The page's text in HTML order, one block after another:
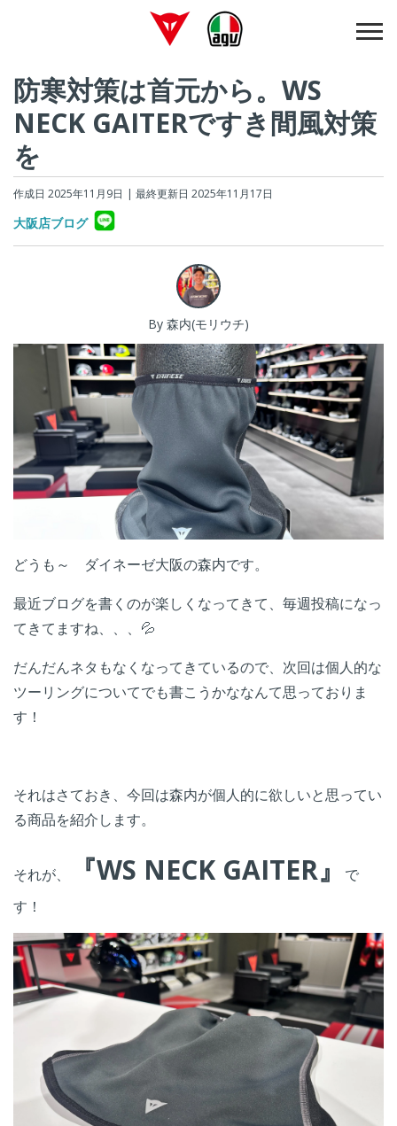
防寒対策は首元から。WS
NECK GAITERですき間風対策
を
作成日 2025年11月9日 | 最終更新日 2025年11月17日
大阪店ブログ
By 森内(モリウチ)
どうも～ ダイネーゼ大阪の森内です。
最近ブログを書くのが楽しくなってきて、毎週投稿になっ
てきてますね、、、💦
だんだんネタもなくなってきているので、次回は個人的な
ツーリングについてでも書こうかななんて思っておりま
す！
それはさておき、今回は森内が個人的に欲しいと思ってい
る商品を紹介します。
それが、 『WS NECK GAITER』
で
す！